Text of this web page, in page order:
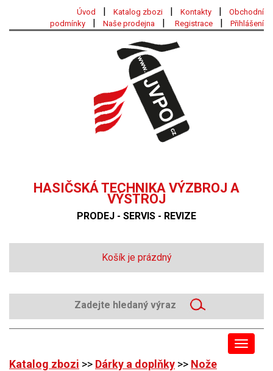
Úvod | Katalog zbozi | Kontakty |
Obchodní
podmínky
| Naše prodejna | Registrace | Přihlášení
HASIČSKÁ TECHNIKA VÝZBROJ A
VÝSTROJ
PRODEJ - SERVIS - REVIZE
Košík je prázdný
Toggle
Katalog zbozi >> Dárky a doplňky >> Nože